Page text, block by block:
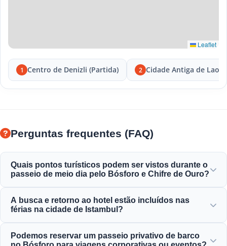
Leaflet
1 Centro de Denizli (Partida) 2 Cidade Antiga de
Perguntas frequentes (FAQ)
Quais pontos turísticos podem ser vistos durante o
passeio de meio dia pelo Bósforo e Chifre de Ouro?
Palácio Dolmabahçe, a Mesquita de Ortaköy, o Castelo de
A busca e retorno ao hotel estão incluídos nas
férias na cidade de Istambul?
em hotéis localizados centralmente em Sultanahmet,
Podemos reservar um passeio privativo de barco